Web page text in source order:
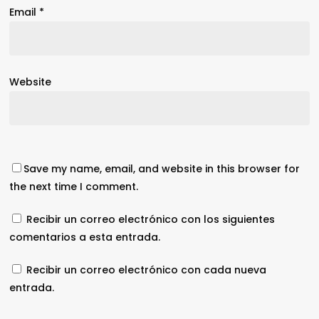
Email *
Website
Save my name, email, and website in this browser for
the next time I comment.
Recibir un correo electrónico con los siguientes
comentarios a esta entrada.
Recibir un correo electrónico con cada nueva
entrada.